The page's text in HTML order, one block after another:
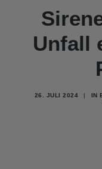
Unfall
26. JULI 2024 | IN